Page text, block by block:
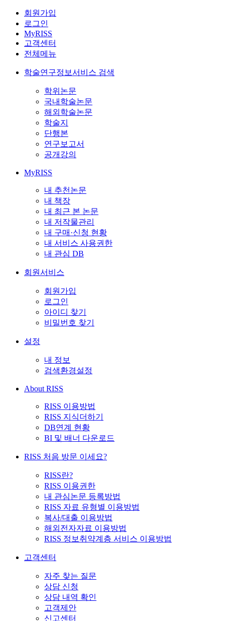
회원가입
로그인
MyRISS
고객센터
전체메뉴
학술연구정보서비스 검색
학위논문
국내학술논문
해외학술논문
학술지
단행본
연구보고서
공개강의
MyRISS
내 추천논문
내 책장
내 최근 본 논문
내 저작물관리
내 구매·신청 현황
내 서비스 사용권한
내 관심 DB
회원서비스
회원가입
로그인
아이디 찾기
비밀번호 찾기
설정
내 정보
검색환경설정
About RISS
RISS 이용방법
RISS 지식더하기
DB연계 현황
BI 및 배너 다운로드
RISS 처음 방문 이세요?
RISS란?
RISS 이용권한
내 관심논문 등록방법
RISS 자료 유형별 이용방법
복사/대출 이용방법
해외전자자료 이용방법
RISS 정보취약계층 서비스 이용방법
고객센터
자주 찾는 질문
상담 신청
상담 내역 확인
고객제안
신고센터